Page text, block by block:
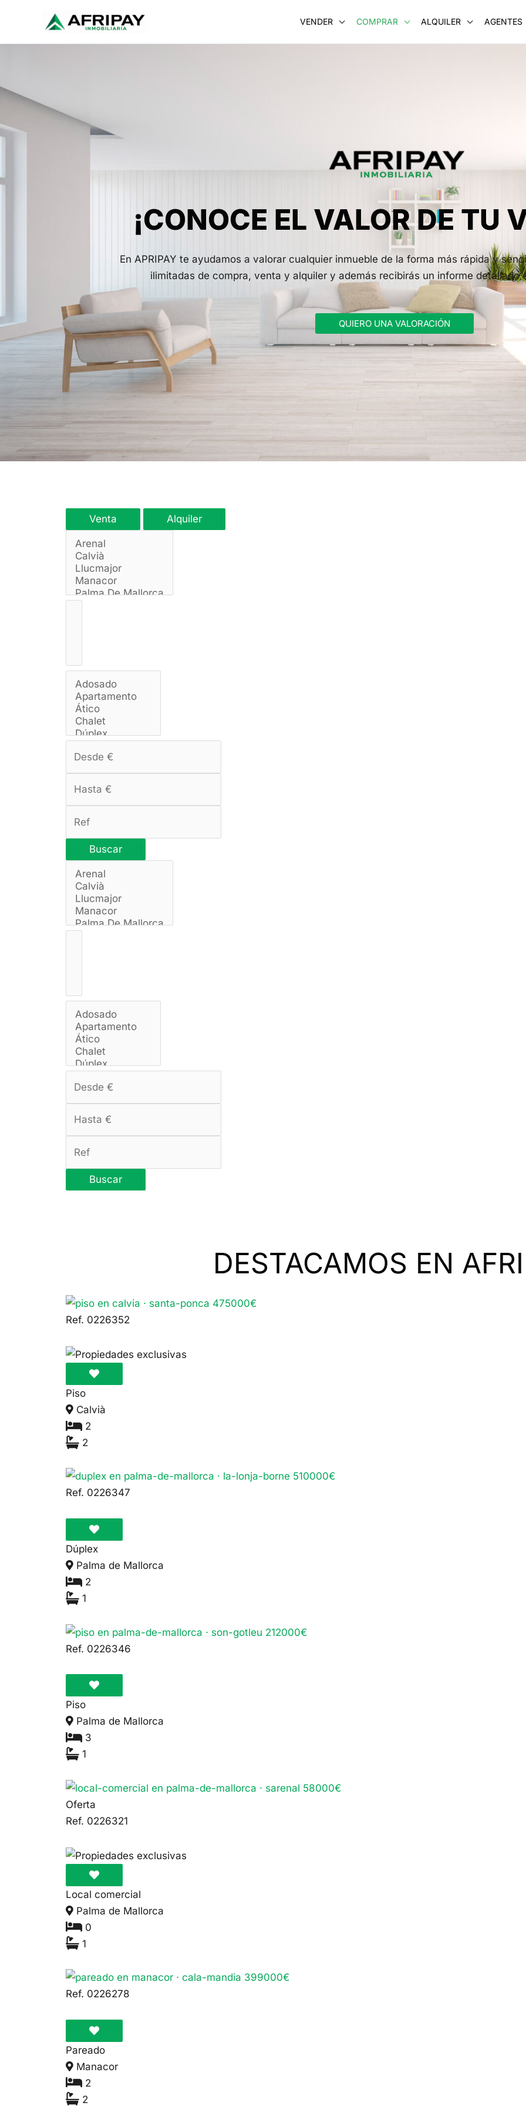
contenido
VENDER COMPRAR ALQUILER AGENTES
¡CONOCE EL VALOR DE TU
En APRIPAY te ayudamos a valorar cualquier inmueble de la forma más rápida y
ilimitadas de compra, venta y alquiler y además recibirás un informe detallado
QUIERO UNA VALORACIÓN
Venta Alquiler
Buscar
Buscar
DESTACAMOS EN
Ref. 0226352
Piso
Calvià
2
2
Ref. 0226347
Dúplex
Palma de Mallorca
2
1
Ref. 0226346
Piso
Palma de Mallorca
3
1
Oferta
Ref. 0226321
Local comercial
Palma de Mallorca
0
1
Ref. 0226278
Pareado
Manacor
2
2